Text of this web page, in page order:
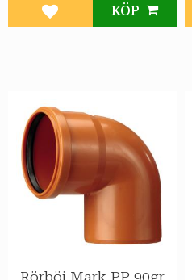
Lägg till i favoriter
KÖP
Rörböj Mark PP 90gr